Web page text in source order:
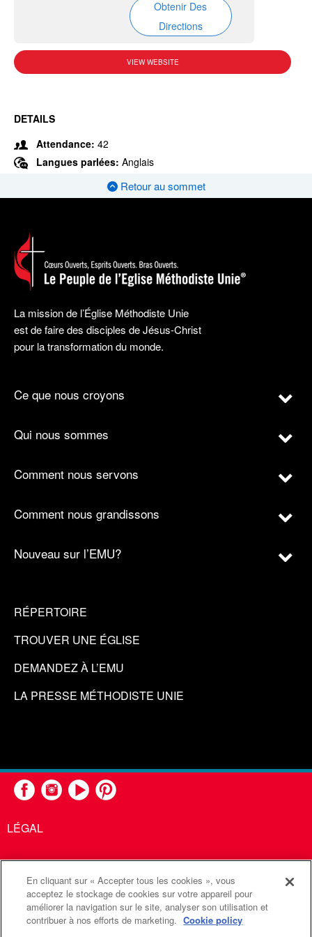
Obtenir Des
Directions
VIEW WEBSITE
DETAILS
Attendance: 42
Langues parlées: Anglais
Retour au sommet
La mission de l’Église Méthodiste Unie
est de faire des disciples de Jésus-Christ
pour la transformation du monde.
Ce que nous croyons
Qui nous sommes
Comment nous servons
Comment nous grandissons
Nouveau sur l’EMU?
RÉPERTOIRE
TROUVER UNE ÉGLISE
DEMANDEZ À L’EMU
LA PRESSE MÉTHODISTE UNIE
LÉGAL
United Methodist Communications est une agence de l'Église
Méthodiste Unie
Communications Méthodistes Unies. Tous droits
En cliquant sur « Accepter tous les cookies », vous
acceptez le stockage de cookies sur votre appareil pour
améliorer la navigation sur le site, analyser son utilisation et
contribuer à nos efforts de marketing. Cookie policy